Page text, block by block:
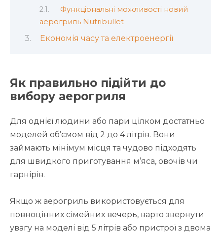
Функціональні можливості новий
аерогриль Nutribullet
Економія часу та електроенергії
Як правильно підійти до
вибору аерогриля
Для однієї людини або пари цілком достатньо
моделей об’ємом від 2 до 4 літрів. Вони
займають мінімум місця та чудово підходять
для швидкого приготування м’яса, овочів чи
гарнірів.
Якщо ж аерогриль використовується для
повноцінних сімейних вечерь, варто звернути
увагу на моделі від 5 літрів або пристрої з двома